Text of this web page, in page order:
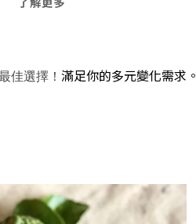
佳選擇！ 滿足你的多元變化需求。